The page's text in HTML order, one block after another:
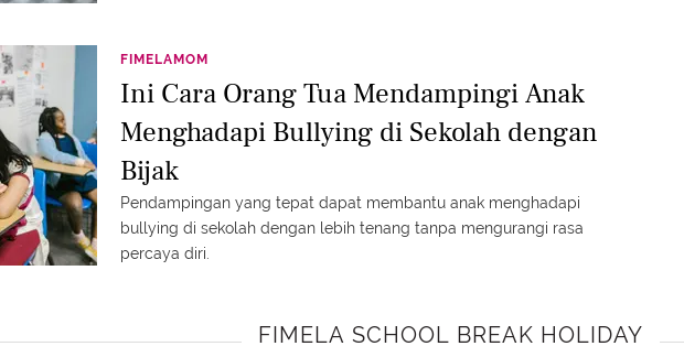
FIMELAMOM
Ini Cara Orang Tua Mendampingi Anak
Menghadapi Bullying di Sekolah dengan
Bijak
Pendampingan yang tepat dapat membantu anak menghadapi
bullying di sekolah dengan lebih tenang tanpa mengurangi rasa
percaya diri.
FIMELA SCHOOL BREAK HOLIDAY